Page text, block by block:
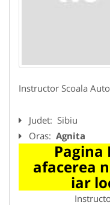
Instructor Scoala
Judet: Sibiu
Oras: Agnita
afacerea
iar